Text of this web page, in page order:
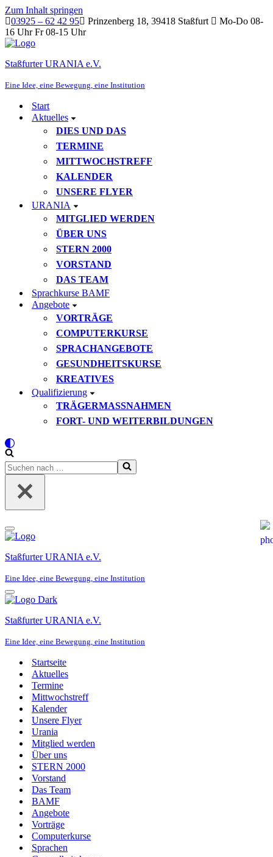
Zum Inhalt springen
03925 – 62 42 95
Prinzenberg 18, 39418 Staßfurt
Mo-Do 08-
16 Uhr Fr 08-15 Uhr
Staßfurter URANIA e.V.
Eine Idee, eine Bewegung, eine Institution
Start
Aktuelles
DIES UND DAS
TERMINE
MITTWOCHSTREFF
KALENDER
UNSERE FLYER
URANIA
MITGLIED WERDEN
ÜBER UNS
STERN 2000
VORSTAND
DAS TEAM
Sprachkurse BAMF
Angebote
VORTRÄGE
COMPUTERKURSE
SPRACHANGEBOTE
GESUNDHEITSKURSE
KREATIVES
Qualifizierung
TRÄGERMASSNAHMEN
FORT- UND WEITERBILDUNGEN
Suchen
nach …
Navigationsmenü
Staßfurter URANIA e.V.
Eine Idee, eine Bewegung, eine Institution
Navigationsmenü
Staßfurter URANIA e.V.
Eine Idee, eine Bewegung, eine Institution
Startseite
Aktuelles
Termine
Mittwochstreff
Kalender
Unsere Flyer
Urania
Mitglied werden
Über uns
STERN 2000
Vorstand
Das Team
BAMF
Angebote
Vorträge
Computerkurse
Sprachen